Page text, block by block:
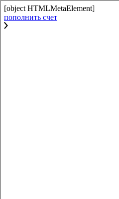
[object HTMLMetaElement]
пополнить счет